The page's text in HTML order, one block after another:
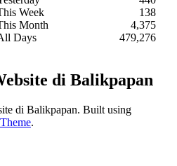
Week
138
Month
4,375
Days
479,276
di Balikpapan
di Balikpapan. Built using
.